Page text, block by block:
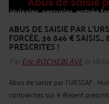
ABUS DE SAISIE PAR
FORCÉE, 36 846 €
PRESCRITES !
Par Eric ROCHEBLAVEle 18/
Abus de saisie par l'URSSAF :
contraintes sur 9 étaient